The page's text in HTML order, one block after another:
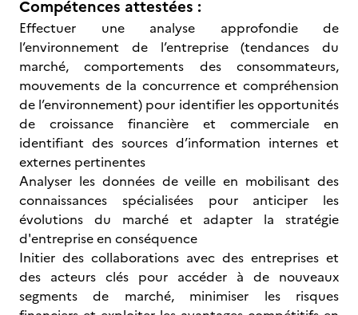
Compétences attestées :
Effectuer une analyse approfondie de
l’environnement de l’entreprise (tendances du
marché, comportements des consommateurs,
mouvements de la concurrence et compréhension
de l’environnement) pour identifier les opportunités
de croissance financière et commerciale en
identifiant des sources d’information internes et
externes pertinentes
Analyser les données de veille en mobilisant des
connaissances spécialisées pour anticiper les
évolutions du marché et adapter la stratégie
d'entreprise en conséquence
Initier des collaborations avec des entreprises et
des acteurs clés pour accéder à de nouveaux
segments de marché, minimiser les risques